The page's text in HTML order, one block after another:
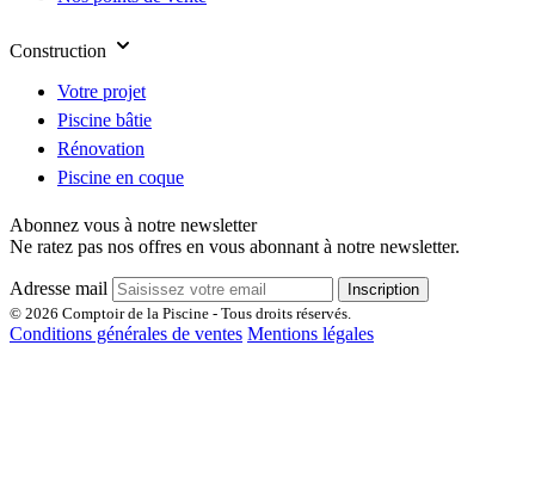
Construction
Votre projet
Piscine bâtie
Rénovation
Piscine en coque
Abonnez vous à notre newsletter
Ne ratez pas nos offres en vous abonnant à notre newsletter.
Adresse mail
Inscription
© 2026 Comptoir de la Piscine - Tous droits réservés.
Conditions générales de ventes Mentions légales